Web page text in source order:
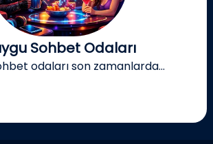
Sohbet Odaları
odaları son zamanlarda...